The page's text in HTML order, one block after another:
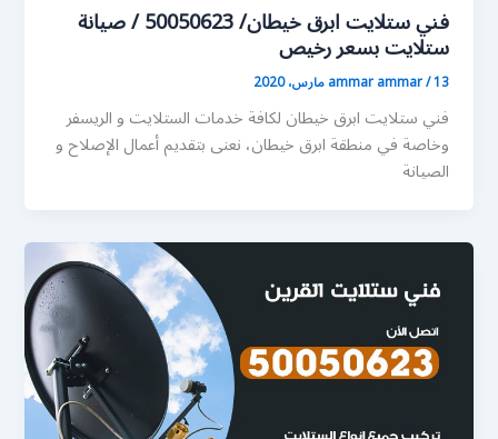
فني ستلايت ابرق خيطان/ 50050623 / صيانة
ستلايت بسعر رخيص
ammar ammar/13 مارس، 2020
فني ستلايت ابرق خيطان لكافة خدمات الستلايت و الريسفر
وخاصة في منطقة ابرق خيطان، نعنى بتقديم أعمال الإصلاح و
الصيانة